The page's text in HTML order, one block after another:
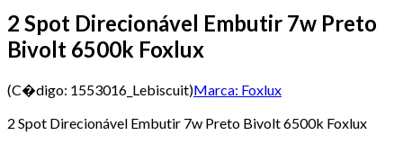
2 Spot Direcionável Embutir 7w Preto
Bivolt 6500k Foxlux
(C�digo: 1553016_Lebiscuit)Marca: Foxlux
2 Spot Direcionável Embutir 7w Preto Bivolt 6500k Foxlux